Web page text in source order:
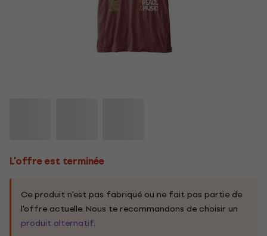
L'offre est terminée
Ce produit n'est pas fabriqué ou ne fait pas partie de
l'offre actuelle. Nous te recommandons de choisir un
produit alternatif.